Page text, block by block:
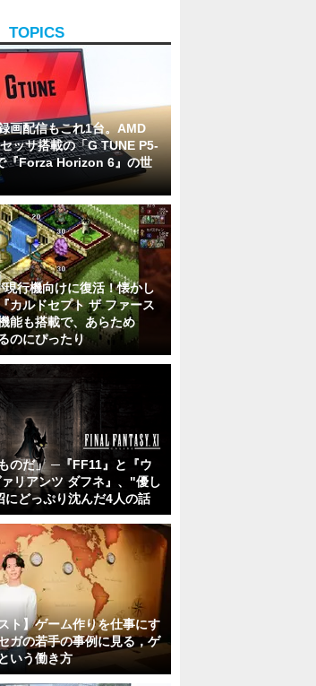
TOPICS
画配信もこれ1台。AMD
ッサ搭載の「G TUNE P5-
『Forza Horizon 6』の世
現行機向けに復活！懐かし
カルドセプト ザ ファース
能も搭載で、あらため
のにぴったり
のだ」 ─『FF11』と『ウ
リアンツ ダフネ』、"優し
にどっぷり沈んだ4人の話
ト】ゲーム作りを仕事にす
ガの若手の事例に見る，ゲ
いう働き方